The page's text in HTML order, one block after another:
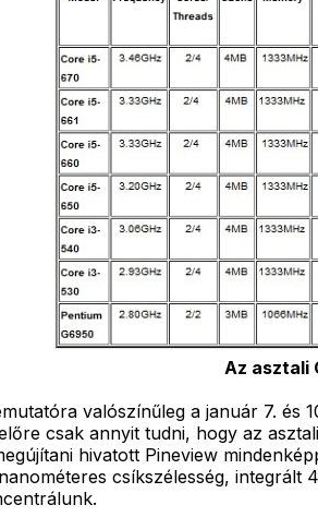
Az asztali
valószínűleg a január 7. és
csak annyit tudni, hogy az
hivatott Pineview
csíkszélesség,